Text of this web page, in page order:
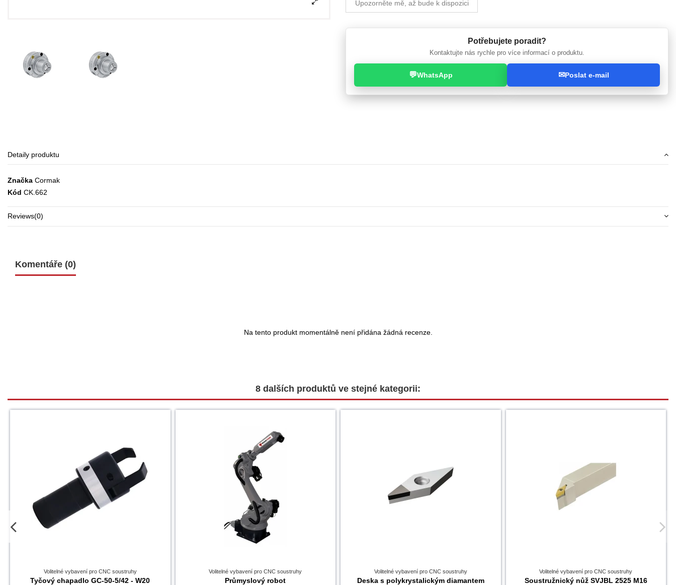
Potřebujete poradit?
Kontaktujte nás rychle pro více informací o produktu.
💬WhatsApp ✉Poslat e-mail
Detaily produktu
Značka Cormak
Kód CK.662
Reviews(0)
Komentáře (0)
Na tento produkt momentálně není přidána žádná recenze.
8 dalších produktů ve stejné kategorii:
Volitelné vybavení pro CNC soustruhy
Tyčový chapadlo GC-50-5/42 - W20
Volitelné vybavení pro CNC soustruhy
Průmyslový robot
Volitelné vybavení pro CNC soustruhy
Deska s polykrystalickým diamantem
Volitelné vybavení pro CNC soustruhy
Soustružnický nůž SVJBL 2525 M16